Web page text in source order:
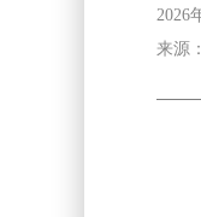
2026
来源
洲